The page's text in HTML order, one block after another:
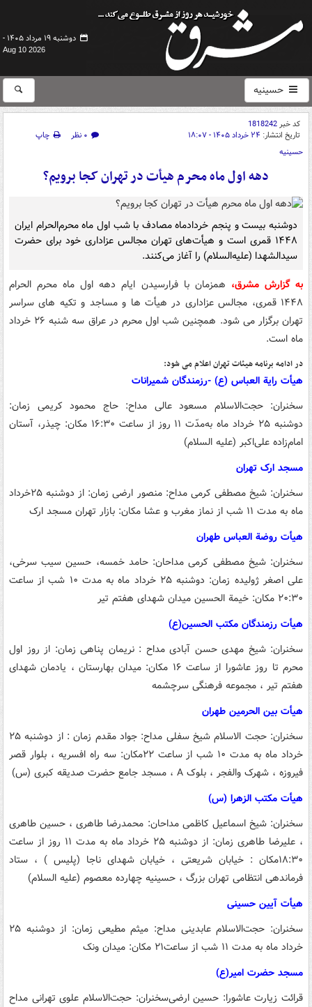
دوشنبه ۱۹ مرداد ۱۴۰۵ -
Aug 10 2026
حسینیه
کد خبر1818242
تاریخ انتشار: ۲۴ خرداد ۱۴۰۵ - ۱۸:۰۷ ۰ نظر
چاپ
حسینیه
دهه اول ماه محرم هیأت در تهران کجا برویم؟
دوشنبه بیست و پنجم خردادماه مصادف با شب اول ماه محرم‌الحرام ایران
۱۴۴۸ قمری است و هیأت‌های تهران مجالس عزاداری خود برای حضرت
سیدالشهدا (علیه‌السلام) را آغاز می‌کنند.
به گزارش مشرق، همزمان با فرارسیدن ایام دهه اول ماه محرم الحرام
۱۴۴۸ قمری، مجالس عزاداری در هیأت ها و مساجد و تکیه های سراسر
تهران برگزار می شود. همچنین شب اول محرم در عراق سه شنبه ۲۶ خرداد
ماه است.
در ادامه برنامه هیئات تهران اعلام می شود:
هیأت رایة العباس (ع) -رزمندگان شمیرانات
سخنران: حجت‌الاسلام مسعود عالی مداح: حاج محمود کریمی زمان:
دوشنبه ۲۵ خرداد ماه به‌مدّت ۱۱ روز از ساعت ۱۶:۳۰
مکان: چیذر، آستان
امام‌زاده علی‌اکبر (علیه السلام)
مسجد ارک تهران
سخنران: شیخ مصطفی کرمیمداح: منصور ارضی
زمان: از دوشنبه ۲۵خرداد
ماه به مدت ۱۱ شب از نماز مغرب و عشا
مکان: بازار تهران مسجد ارک
هیأت روضة العباس طهران
سخنران: شیخ مصطفی کرمیمداحان: حامد خمسه، حسین سیب سرخی،
علی اصغر ژولیده
زمان: دوشنبه ۲۵ خرداد ماه به مدت ۱۰ شب از ساعت
۲۰:۳۰ مکان: خیمة الحسین میدان شهدای هفتم تیر
هیأت رزمندگان مکتب الحسین(ع)
سخنران: شیخ مهدی حسن آبادیمداح : نریمان پناهی زمان: از روز اول
محرم تا روز عاشورا از ساعت ۱۶
مکان: میدان بهارستان ، یادمان شهدای
هفتم تیر ، مجموعه فرهنگی سرچشمه
هیأت بین الحرمین طهران
سخنران: حجت الاسلام شیخ سفلی مداح: جواد مقدم
زمان : از دوشنبه ۲۵
خرداد ماه به مدت ۱۰ شب از ساعت ۲۲
مکان: سه راه افسریه ، بلوار قصر
فیروزه ، شهرک والفجر ، بلوک A ، مسجد جامع حضرت صدیقه کبری (س)
هیأت مکتب الزهرا (س)
سخنران: شیخ اسماعیل کاظمیمداحان: محمدرضا طاهری ، حسین طاهری
، علیرضا طاهری
زمان: از دوشنبه ۲۵ خرداد ماه به مدت ۱۱ روز از ساعت
۱۸:۳۰مکان : خیابان شریعتی ، خیابان شهدای ناجا (پلیس ) ، ستاد
فرماندهی انتظامی تهران بزرگ ، حسینیه چهارده معصوم (علیه السلام)
هیأت آیین حسینی
سخنران: حجت‌الاسلام عابدینی مداح: میثم مطیعی
زمان: از دوشنبه ۲۵
خرداد ماه به مدت ۱۱ شب از ساعت۲۱
مکان: میدان ونک
مسجد حضرت امیر(ع)
قرائت زیارت عاشورا: حسین ارضیسخنران: حجت‌الاسلام علوی تهرانی مداح